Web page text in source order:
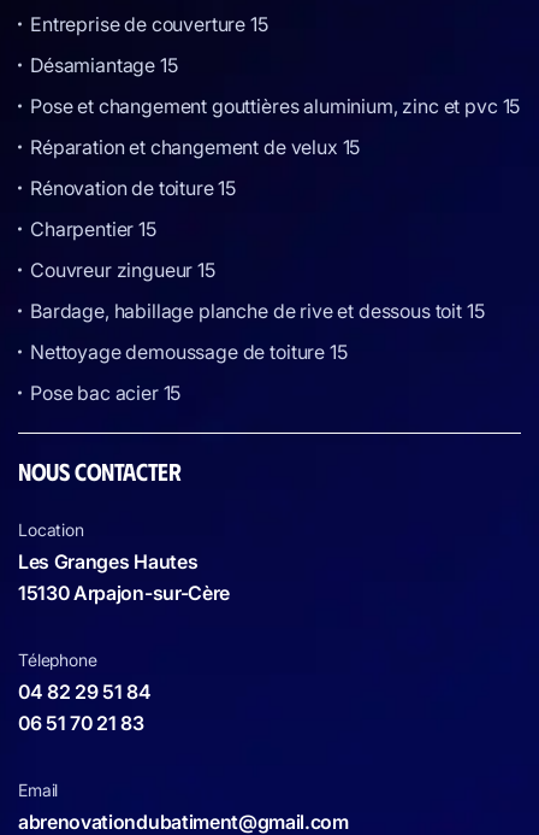
Entreprise de couverture 15
Désamiantage 15
Pose et changement gouttières aluminium, zinc et pvc 15
Réparation et changement de velux 15
Rénovation de toiture 15
Charpentier 15
Couvreur zingueur 15
Bardage, habillage planche de rive et dessous toit 15
Nettoyage demoussage de toiture 15
Pose bac acier 15
NOUS CONTACTER
Location
Les Granges Hautes
15130 Arpajon-sur-Cère
Télephone
04 82 29 51 84
06 51 70 21 83
Email
abrenovationdubatiment@gmail.com